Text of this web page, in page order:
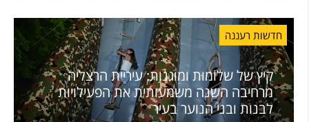
חדשות רעננה
קיץ של שלוֹמוּת ומוגנות: עיריית הרצליה
מרחיבה השנה משמעותית את הפעילויות
לבנות ובני הנוער בעיר